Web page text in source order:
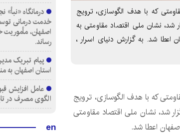
که با هدف الگوسازی، ترویج
شد، نشان ملی اقتصاد مقاومتی به
اعطا شد. به گزارش دنیای اسرار ،
که با هدف الگوسازی، ترویج
شد، نشان ملی اقتصاد مقاومتی
اعطا شد.
خدمت درمانی
اصفهان، مأموریت
رساند.
پیام تبریک
استان اصفهان به
عامل افزایش
الگوی مصرف در
en